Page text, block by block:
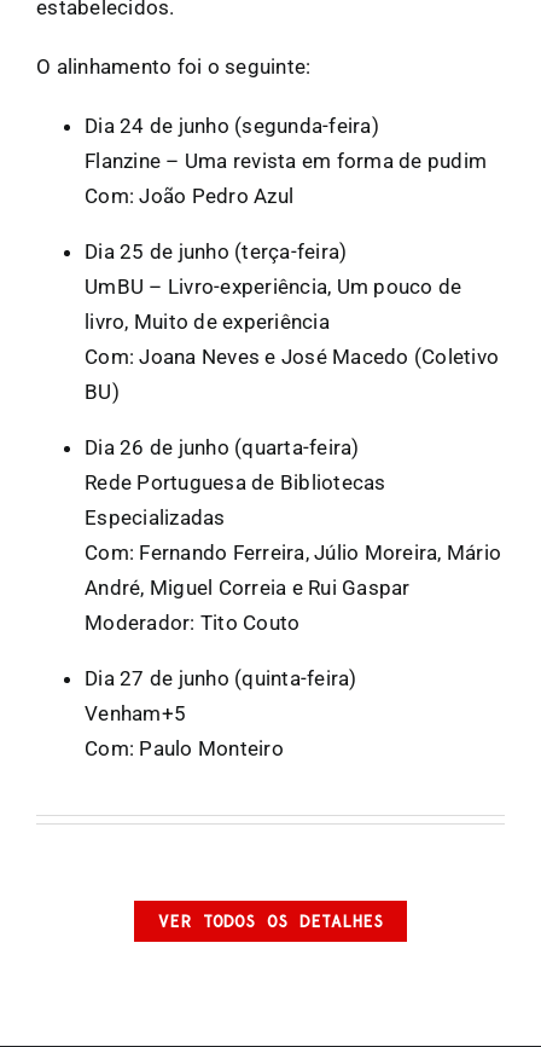
estabelecidos.
O alinhamento foi o seguinte:
Dia 24 de junho (segunda-feira)
Flanzine – Uma revista em forma de pudim
Com: João Pedro Azul
Dia 25 de junho (terça-feira)
UmBU – Livro-experiência, Um pouco de
livro, Muito de experiência
Com: Joana Neves e José Macedo (Coletivo
BU)
Dia 26 de junho (quarta-feira)
Rede Portuguesa de Bibliotecas
Especializadas
Com: Fernando Ferreira, Júlio Moreira, Mário
André, Miguel Correia e Rui Gaspar
Moderador: Tito Couto
Dia 27 de junho (quinta-feira)
Venham+5
Com: Paulo Monteiro
VER TODOS OS DETALHES